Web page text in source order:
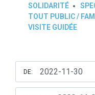
SOLIDARITÉ
TOUT PUBLIC /
VISITE GUIDÉE
DE: